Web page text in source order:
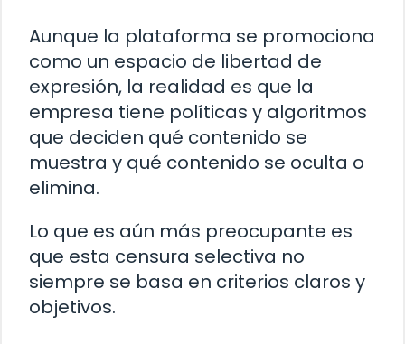
Aunque la plataforma se promociona
como un espacio de libertad de
expresión, la realidad es que la
empresa tiene políticas y algoritmos
que deciden qué contenido se
muestra y qué contenido se oculta o
elimina.
Lo que es aún más preocupante es
que esta censura selectiva no
siempre se basa en criterios claros y
objetivos.